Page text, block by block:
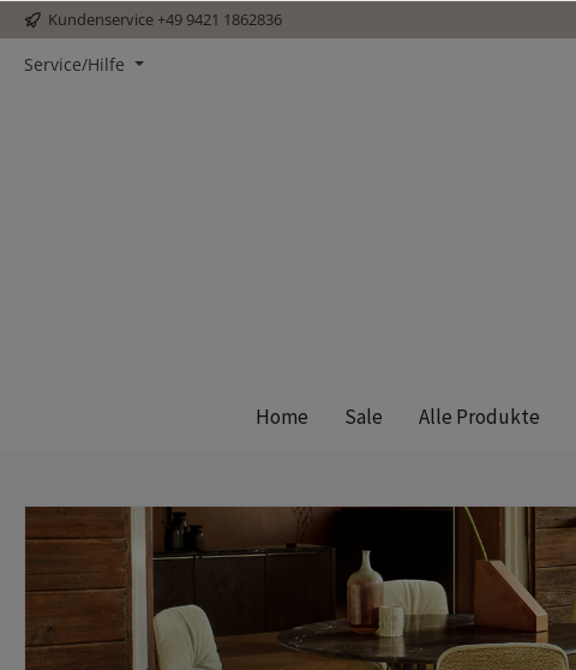
Kundenservice +49 9421 1862836
Service/Hilfe
Home Sale Alle Produkte